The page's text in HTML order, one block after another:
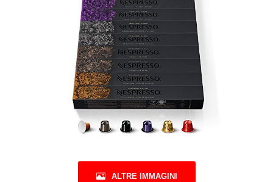
ALTRE IMMAGINI